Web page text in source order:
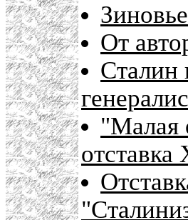
От
Сталин
"Малая